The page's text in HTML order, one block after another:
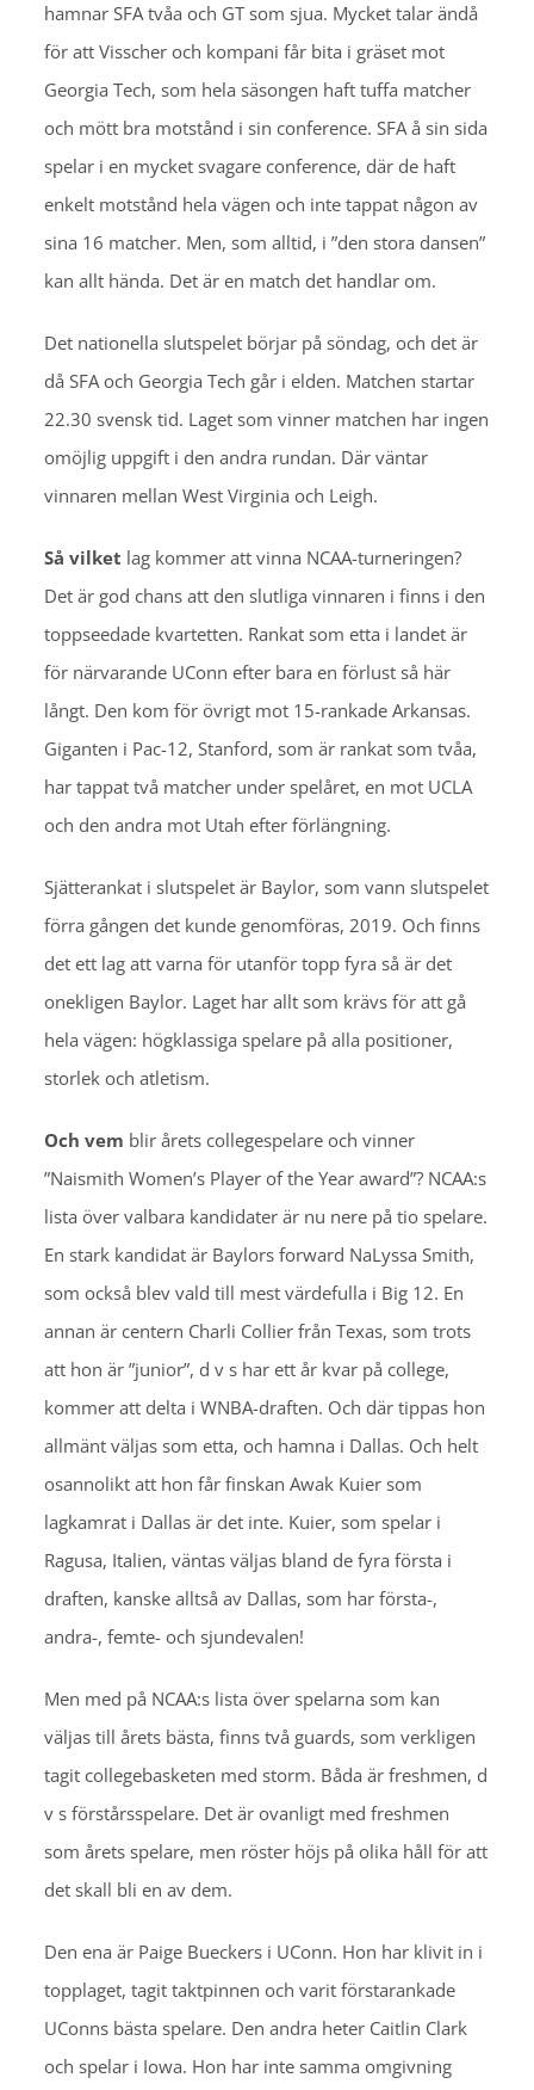
hamnar SFA tvåa och GT som sjua. Mycket talar ändå
för att Visscher och kompani får bita i gräset mot
Georgia Tech, som hela säsongen haft tuffa matcher
och mött bra motstånd i sin conference. SFA å sin sida
spelar i en mycket svagare conference, där de haft
enkelt motstånd hela vägen och inte tappat någon av
sina 16 matcher. Men, som alltid, i ”den stora dansen”
kan allt hända. Det är en match det handlar om.
Det nationella slutspelet börjar på söndag, och det är
då SFA och Georgia Tech går i elden. Matchen startar
22.30 svensk tid. Laget som vinner matchen har ingen
omöjlig uppgift i den andra rundan. Där väntar
vinnaren mellan West Virginia och Leigh.
Så vilket lag kommer att vinna NCAA-turneringen?
Det är god chans att den slutliga vinnaren i finns i den
toppseedade kvartetten. Rankat som etta i landet är
för närvarande UConn efter bara en förlust så här
långt. Den kom för övrigt mot 15-rankade Arkansas.
Giganten i Pac-12, Stanford, som är rankat som tvåa,
har tappat två matcher under spelåret, en mot UCLA
och den andra mot Utah efter förlängning.
Sjätterankat i slutspelet är Baylor, som vann slutspelet
förra gången det kunde genomföras, 2019. Och finns
det ett lag att varna för utanför topp fyra så är det
onekligen Baylor. Laget har allt som krävs för att gå
hela vägen: högklassiga spelare på alla positioner,
storlek och atletism.
Och vem blir årets collegespelare och vinner
”Naismith Women’s Player of the Year award”? NCAA:s
lista över valbara kandidater är nu nere på tio spelare.
En stark kandidat är Baylors forward NaLyssa Smith,
som också blev vald till mest värdefulla i Big 12. En
annan är centern Charli Collier från Texas, som trots
att hon är ”junior”, d v s har ett år kvar på college,
kommer att delta i WNBA-draften. Och där tippas hon
allmänt väljas som etta, och hamna i Dallas. Och helt
osannolikt att hon får finskan Awak Kuier som
lagkamrat i Dallas är det inte. Kuier, som spelar i
Ragusa, Italien, väntas väljas bland de fyra första i
draften, kanske alltså av Dallas, som har första-,
andra-, femte- och sjundevalen!
Men med på NCAA:s lista över spelarna som kan
väljas till årets bästa, finns två guards, som verkligen
tagit collegebasketen med storm. Båda är freshmen, d
v s förstårsspelare. Det är ovanligt med freshmen
som årets spelare, men röster höjs på olika håll för att
det skall bli en av dem.
Den ena är Paige Bueckers i UConn. Hon har klivit in i
topplaget, tagit taktpinnen och varit förstarankade
UConns bästa spelare. Den andra heter Caitlin Clark
och spelar i Iowa. Hon har inte samma omgivning